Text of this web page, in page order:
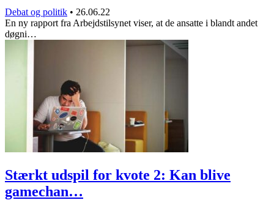
Debat og politik • 26.06.22
En ny rapport fra Arbejdstilsynet viser, at de ansatte i blandt andet
døgni…
Stærkt udspil for kvote 2: Kan blive
gamechan…